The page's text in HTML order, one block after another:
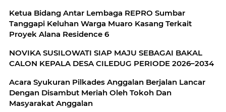
Ketua Bidang Antar Lembaga REPRO Sumbar
Tanggapi Keluhan Warga Muaro Kasang Terkait
Proyek Alana Residence 6
NOVIKA SUSILOWATI SIAP MAJU SEBAGAI BAKAL
CALON KEPALA DESA CILEDUG PERIODE 2026–2034
Acara Syukuran Pilkades Anggalan Berjalan Lancar
Dengan Disambut Meriah Oleh Tokoh Dan
Masyarakat Anggalan